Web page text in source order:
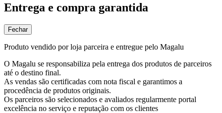
Entrega e compra garantida
Fechar
Produto vendido por loja parceira e entregue pelo Magalu
O Magalu se responsabiliza pela entrega dos produtos de parceiros
até o destino final.
As vendas são certificadas com nota fiscal e garantimos a
procedência de produtos originais.
Os parceiros são selecionados e avaliados regularmente portal
excelência no serviço e reputação com os clientes